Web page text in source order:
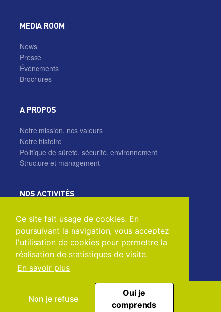
Ce site fait usage de cookies. En
poursuivant la navigation, vous acceptez
l'utilisation de cookies pour permettre la
réalisation de statistiques de visite.
En savoir plus
Non je refuse
Oui je
comprends
MEDIA ROOM
News
Presse
Événements
Brochures
A PROPOS
Notre mission, nos valeurs
Notre histoire
Politique de sûreté, sécurité, environnement
Structure et management
NOS ACTIVITÉS
IRE
IRE Lab
IRE ELiT
© IRE - IRE ELiT - BE 2020 - LEGAL NOTICES